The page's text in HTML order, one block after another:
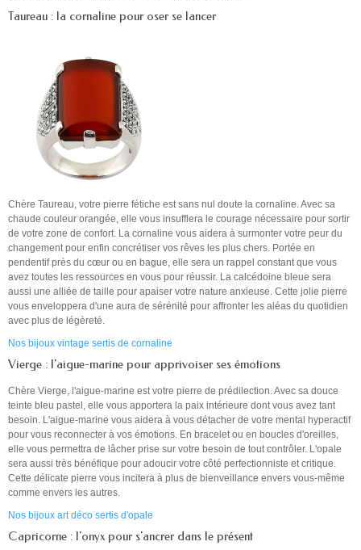
Taureau : la cornaline pour oser se lancer
Chère Taureau, votre pierre fétiche est sans nul doute la cornaline. Avec sa
chaude couleur orangée, elle vous insufflera le courage nécessaire pour sortir
de votre zone de confort. La cornaline vous aidera à surmonter votre peur du
changement pour enfin concrétiser vos rêves les plus chers. Portée en
pendentif près du cœur ou en bague, elle sera un rappel constant que vous
avez toutes les ressources en vous pour réussir. La calcédoine bleue sera
aussi une alliée de taille pour apaiser votre nature anxieuse. Cette jolie pierre
vous enveloppera d'une aura de sérénité pour affronter les aléas du quotidien
avec plus de légèreté.
Nos bijoux vintage sertis de cornaline
Vierge : l'aigue-marine pour apprivoiser ses émotions
Chère Vierge, l'aigue-marine est votre pierre de prédilection. Avec sa douce
teinte bleu pastel, elle vous apportera la paix intérieure dont vous avez tant
besoin. L'aigue-marine vous aidera à vous détacher de votre mental hyperactif
pour vous reconnecter à vos émotions. En bracelet ou en boucles d'oreilles,
elle vous permettra de lâcher prise sur votre besoin de tout contrôler. L'opale
sera aussi très bénéfique pour adoucir votre côté perfectionniste et critique.
Cette délicate pierre vous incitera à plus de bienveillance envers vous-même
comme envers les autres.
Nos bijoux art déco sertis d'opale
Capricorne : l'onyx pour s'ancrer dans le présent